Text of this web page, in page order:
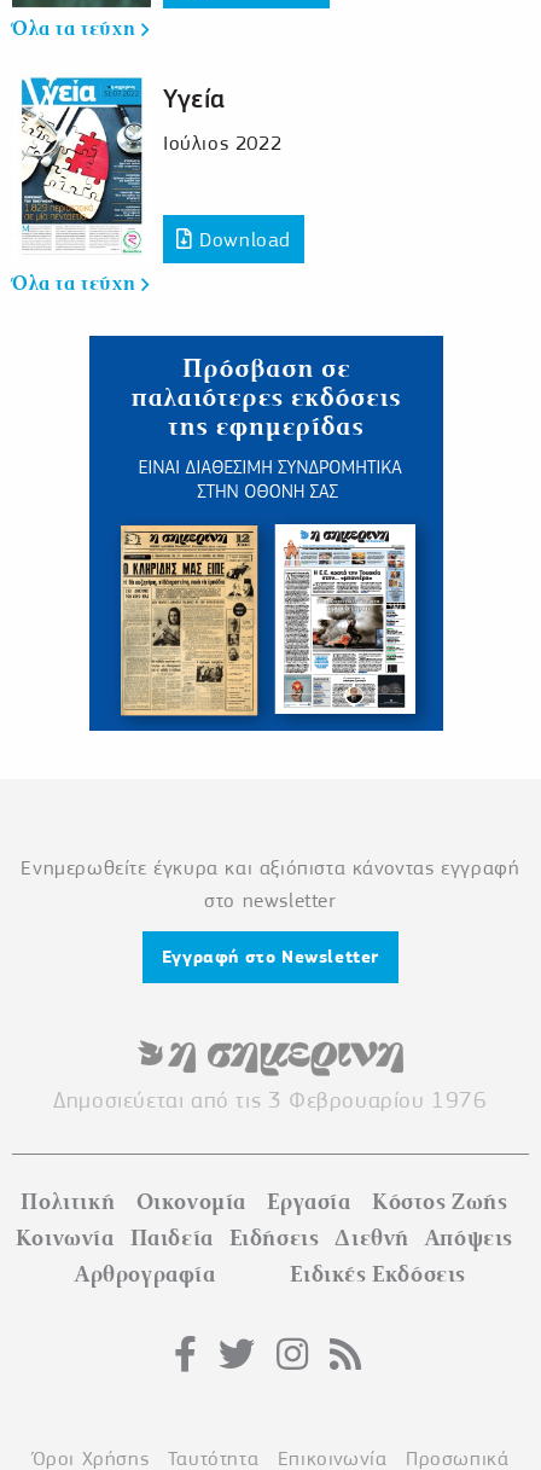
Όλα τα τεύχη
Υγεία
Ιούλιος 2022
Download
Όλα τα τεύχη
Ενημερωθείτε έγκυρα και αξιόπιστα κάνοντας εγγραφή
στο newsletter
Εγγραφή στο Newsletter
Δημοσιεύεται από τις 3 Φεβρουαρίου 1976
Πολιτική Οικονομία Εργασία
Κόστος Ζωής
Κοινωνία
Παιδεία Ειδήσεις Διεθνή
Απόψεις
Αρθρογραφία
Ειδικές Εκδόσεις
Όροι Χρήσης Ταυτότητα Επικοινωνία Προσωπικά